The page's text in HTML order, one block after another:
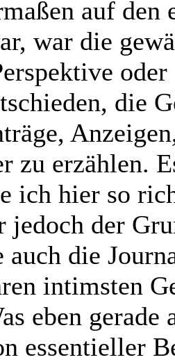
auf
war die
die
zu erzählen.
ich hier so
jedoch der
auch die
intimsten
eben
essentieller